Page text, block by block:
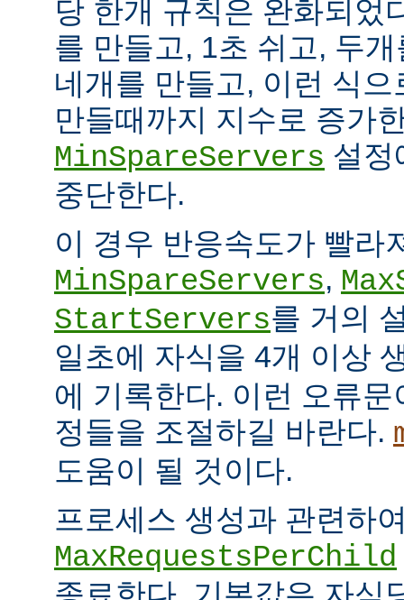
당 한개 규칙은 완화되었
를 만들고, 1초 쉬고, 두
네개를 만들고, 이런 식
만들때까지 지수로 증가
MinSpareServers 설정
중단한다.
이 경우 반응속도가 빨라
MinSpareServers,
StartServers를 거의
일초에 자식을 4개 이상
에 기록한다. 이런 오류
정들을 조절하길 바란다.
도움이 될 것이다.
프로세스 생성과 관련하
MaxRequestsPerChild